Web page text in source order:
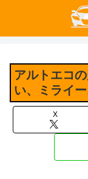
アルトエコ
い、ミライ
X